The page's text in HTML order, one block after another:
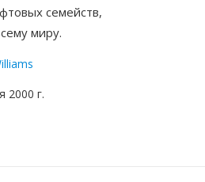
семейств,
миру.
2000 г.